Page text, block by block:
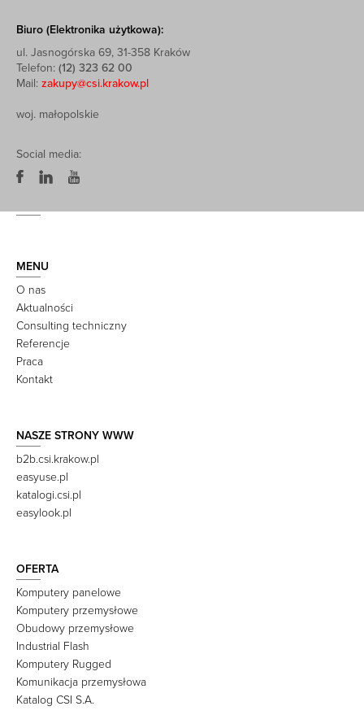
Biuro (Elektronika użytkowa):
ul. Jasnogórska 69, 31-358 Kraków
Telefon: (12) 323 62 00
Mail: zakupy@csi.krakow.pl
woj. małopolskie
Social media:
MENU
O nas
Aktualności
Consulting techniczny
Referencje
Praca
Kontakt
NASZE STRONY WWW
b2b.csi.krakow.pl
easyuse.pl
katalogi.csi.pl
easylook.pl
OFERTA
Komputery panelowe
Komputery przemysłowe
Obudowy przemysłowe
Industrial Flash
Komputery Rugged
Komunikacja przemysłowa
Katalog CSI S.A.